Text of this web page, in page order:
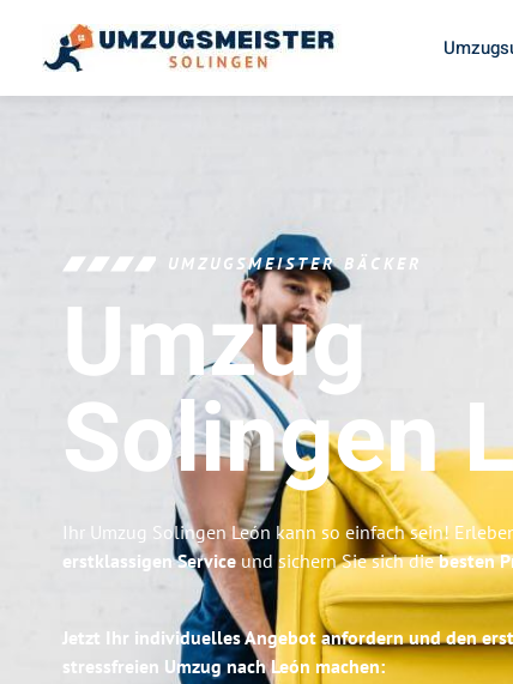
UMZUGSMEISTER BÄCKER
Umzug
Solingen
Ihr Umzug Solingen León kann so einfach sein!
erstklassigen Service und sichern Sie sich diebesten
Jetzt Ihr individuelles Angebot anfordern und den
stressfreien Umzug nach León machen: